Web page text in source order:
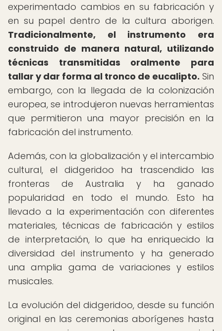
experimentado cambios en su fabricación y
en su papel dentro de la cultura aborigen.
Tradicionalmente, el instrumento era
construido de manera natural, utilizando
técnicas transmitidas oralmente para
tallar y dar forma al tronco de eucalipto. Sin
embargo, con la llegada de la colonización
europea, se introdujeron nuevas herramientas
que permitieron una mayor precisión en la
fabricación del instrumento.
Además, con la globalización y el intercambio
cultural, el didgeridoo ha trascendido las
fronteras de Australia y ha ganado
popularidad en todo el mundo. Esto ha
llevado a la experimentación con diferentes
materiales, técnicas de fabricación y estilos
de interpretación, lo que ha enriquecido la
diversidad del instrumento y ha generado
una amplia gama de variaciones y estilos
musicales.
La evolución del didgeridoo, desde su función
original en las ceremonias aborígenes hasta